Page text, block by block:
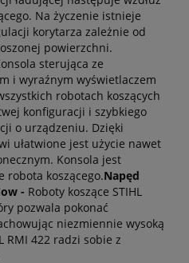
Na życzenie istnieje
korytarza zależnie od
powierzchni.
sterująca ze
i wyraźnym wyświetlaczem
robotach koszących
konfiguracji i szybkiego
o urządzeniu. Dzięki
ułatwione jest użycie nawet
Konsola jest
robota koszącego.Napęd
- Roboty koszące STIHL
pozwala pokonać
niezmiennie wysoką
RMI 422 radzi sobie z